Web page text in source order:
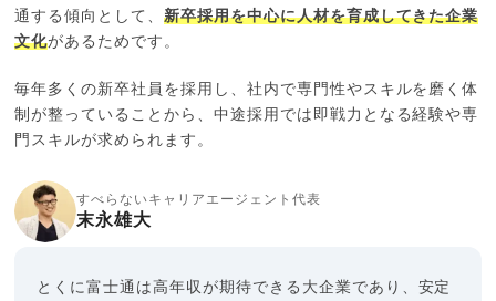
通する傾向として、新卒採用を中心に人材を育成してきた企業
文化があるためです。
毎年多くの新卒社員を採用し、社内で専門性やスキルを磨く体
制が整っていることから、中途採用では即戦力となる経験や専
門スキルが求められます。
すべらないキャリアエージェント代表
末永雄大
とくに富士通は高年収が期待できる大企業であり、安定